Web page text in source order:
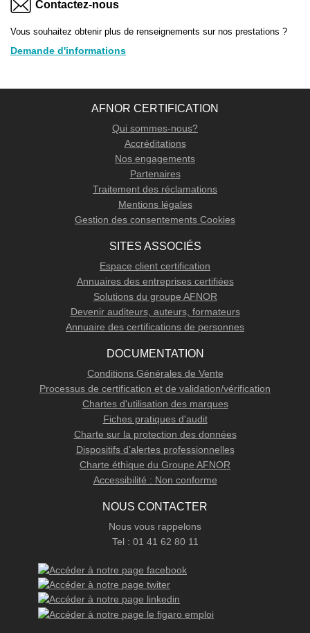
Contactez-nous
Vous souhaitez obtenir plus de renseignements sur nos prestations ?
Demande d'informations
AFNOR CERTIFICATION
Qui sommes-nous?
Accréditations
Nos engagements
Partenaires
Traitement des réclamations
Mentions légales
Gestion des consentements Cookies
SITES ASSOCIÉS
Espace client certification
Annuaires des entreprises certifiées
Solutions du groupe AFNOR
Devenir auditeurs, auteurs, formateurs
Annuaire des certifications de personnes
DOCUMENTATION
Conditions Générales de Vente
Processus de certification et de validation/vérification
Chartes d'utilisation des marques
Fiches pratiques d'audit
Charte sur la protection des données
Dispositifs d’alertes professionnelles
Charte éthique du Groupe AFNOR
Accessibilité : Non conforme
NOUS CONTACTER
Nous vous rappelons
Tel : 01 41 62 80 11